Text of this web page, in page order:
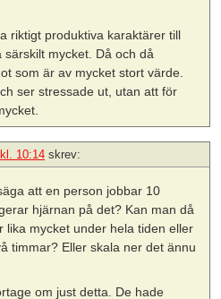
riktigt produktiva karaktärer till
mycket. Då och då
som är av mycket stort värde.
ser stressade ut, utan att för
10:14 skrev:
att en person jobbar 10
hjärnan på det? Kan man då
lika mycket under hela tiden eller
timmar? Eller skala ner det ännu
om just detta. De hade